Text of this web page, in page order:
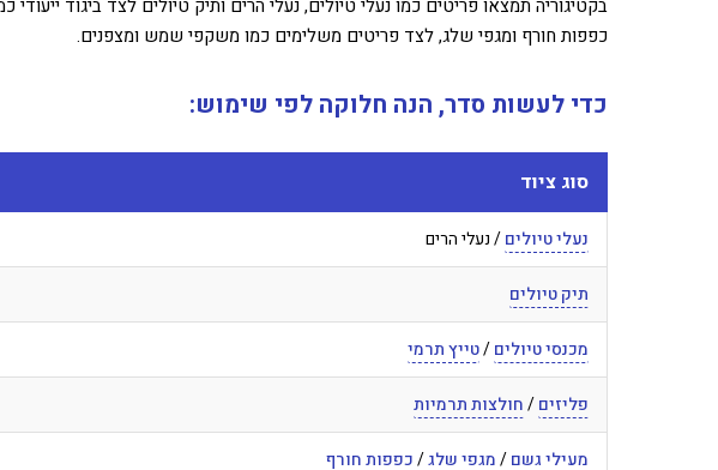
בקטיגוריה תמצאו פריטים כמו נעלי טיולים, נעלי הרים ותיק טיולים לצד ביגוד
כפפות חורף ומגפי שלג, לצד פריטים משלימים כמו משקפי שמש ומצפנים.
כדי לעשות סדר, הנה חלוקה לפי שימוש:
סוג ציוד
נעלי טיולים/ נעלי הרים
תיק טיולים
מכנסי טיולים/טייץ תרמי
פליזים/חולצות תרמיות
מעילי גשם/מגפי שלג/כפפות חורף